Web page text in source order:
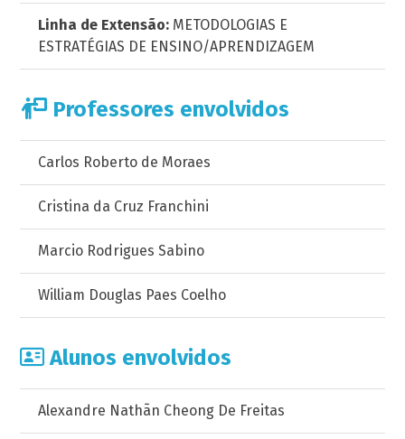
Linha de Extensão: METODOLOGIAS E
ESTRATÉGIAS DE ENSINO/APRENDIZAGEM
Professores envolvidos
Carlos Roberto de Moraes
Cristina da Cruz Franchini
Marcio Rodrigues Sabino
William Douglas Paes Coelho
Alunos envolvidos
Alexandre Nathãn Cheong De Freitas